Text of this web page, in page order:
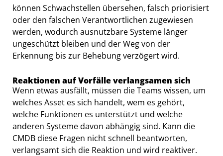
können Schwachstellen übersehen, falsch priorisiert
oder den falschen Verantwortlichen zugewiesen
werden, wodurch ausnutzbare Systeme länger
ungeschützt bleiben und der Weg von der
Erkennung bis zur Behebung verzögert wird.
Reaktionen auf Vorfälle verlangsamen sich
Wenn etwas ausfällt, müssen die Teams wissen, um
welches Asset es sich handelt, wem es gehört,
welche Funktionen es unterstützt und welche
anderen Systeme davon abhängig sind. Kann die
CMDB diese Fragen nicht schnell beantworten,
verlangsamt sich die Reaktion und wird reaktiver.